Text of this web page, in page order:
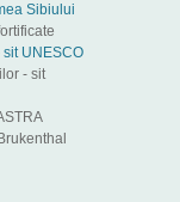
Sibiului
sit UNESCO
- sit